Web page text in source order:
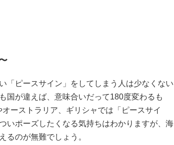
「ピースサイン」をしてしまう人は少なくない
国が違えば、意味合いだって180度変わるも
ーストラリア、ギリシャでは「ピースサイ
いポーズしたくなる気持ちはわかりますが、海
るのが無難でしょう。